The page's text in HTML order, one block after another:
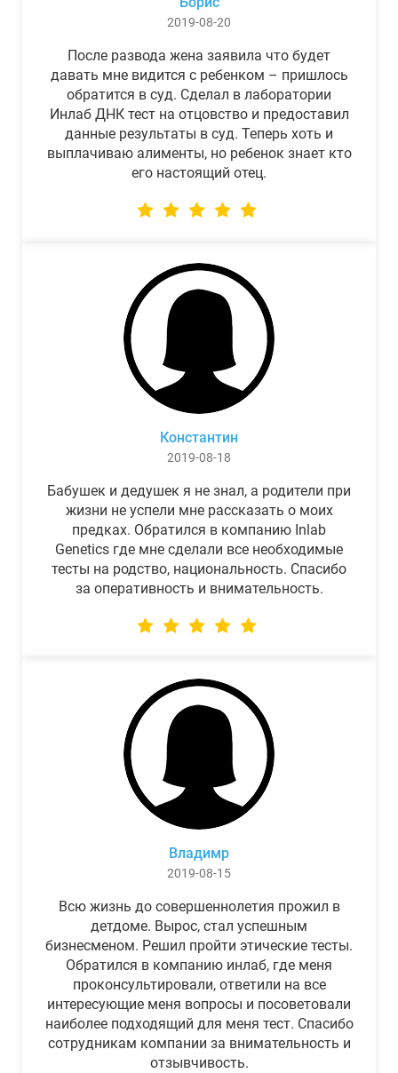
2019-08-20
После развода жена заявила что будет
давать мне видится с ребенком – пришлось
обратится в суд. Сделал в лаборатории
Инлаб ДНК тест на отцовство и предоставил
данные результаты в суд. Теперь хоть и
выплачиваю алименты, но ребенок знает кто
его настоящий отец.
Константин
2019-08-18
Бабушек и дедушек я не знал, а родители при
жизни не успели мне рассказать о моих
предках. Обратился в компанию Inlab
Genetics где мне сделали все необходимые
тесты на родство, национальность. Спасибо
за оперативность и внимательность.
Владимр
2019-08-15
Всю жизнь до совершеннолетия прожил в
детдоме. Вырос, стал успешным
бизнесменом. Решил пройти этические тесты.
Обратился в компанию инлаб, где меня
проконсультировали, ответили на все
интересующие меня вопросы и посоветовали
наиболее подходящий для меня тест. Спасибо
сотрудникам компании за внимательность и
отзывчивость.